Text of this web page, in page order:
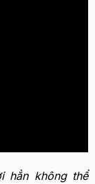
hẳn không thể